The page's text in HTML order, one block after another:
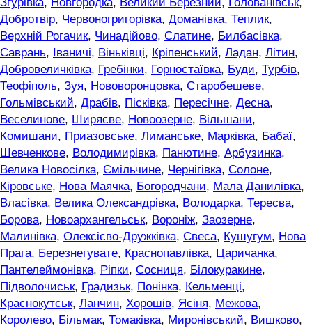
Згурівка, Новгородка, Великий Березний , Голованівськ,
Добротвір, Червоногригорівка, Доманівка, Теплик,
Верхній Рогачик, Чинадійово, Слатине, Билбасівка,
Саврань, Іваничі, Віньківці, Кріпенський, Ладан, Літин,
Добровеличківка, Гребінки, Горностаївка, Буди, Турбів,
Теофіполь, Зуя, Нововоронцовка, Старобешеве,
Гольмівський, Драбів, Пісківка, Пересічне, Десна,
Веселинове, Ширяєве, Новоозерне, Вільшани,
Комишани, Приазовське, Лиманське, Марківка, Бабаї,
Шевченкове, Володимирівка, Панютине, Арбузинка,
Велика Новосілка, Ємільчине, Чернігівка, Солоне,
Кіровське, Нова Маячка, Богородчани, Мала Данилівка,
Власівка, Велика Олександрівка, Володарка, Тересва,
Борова, Новоархангельськ, Вороніж, Заозерне,
Малинівка, Олексієво-Дружківка, Свеса, Кушугум, Нова
Прага, Березнегувате, Краснопавлівка, Царичанка,
Пантелеймонівка, Ріпки, Сосниця, Білокуракине,
Підволочиськ, Градизьк, Понінка, Кельменці,
Краснокутськ, Ланчин, Хорошів, Ясіня, Межова,
Королево, Більмак, Томаківка, Миронівський, Вишково,